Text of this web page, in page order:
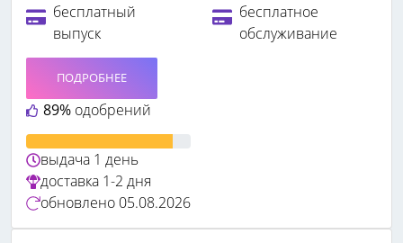
бесплатный
выпуск
бесплатное
обслуживание
89% одобрений
ПОДРОБНЕЕ
выдача 1 день
доставка 1-2 дня
обновлено 05.08.2026